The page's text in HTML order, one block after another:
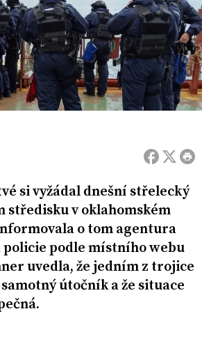
si vyžádal dnešní střelecký
středisku v oklahomském
o tom agentura
policie podle místního webu
uvedla, že jedním z trojice
útočník a že situace